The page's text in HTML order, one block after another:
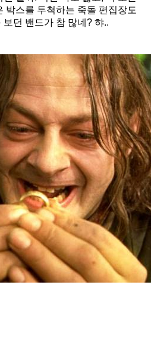
박스를 투척하는 죽돌 편집장도
던 밴드가 참 많네? 햐..